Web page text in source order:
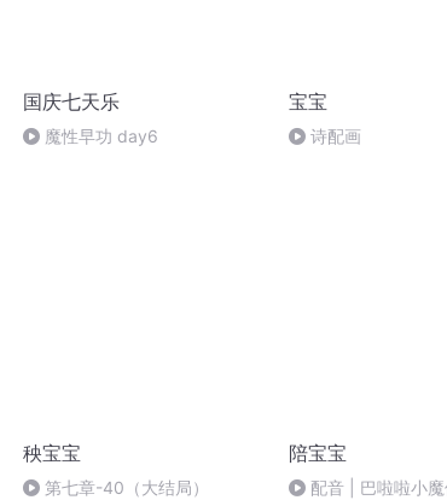
国庆七天乐
魔性早功 day6
宝宝
诗配画
秧宝宝
第七章-40（大结局）
陪宝宝
配音 | 巴啦啦小魔